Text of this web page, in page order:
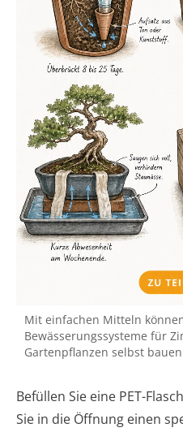
Mit einfachen Mitteln
Bewässerungssysteme für
Gartenpflanzen selbst
Befüllen Sie eine PET-
Sie in die Öffnung einen